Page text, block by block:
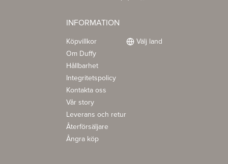
INFORMATION
Köpvillkor
Om Duffy
Hållbarhet
Integritetspolicy
Kontakta oss
Vår story
Leverans och retur
Återförsäljare
Ångra köp
Välj land